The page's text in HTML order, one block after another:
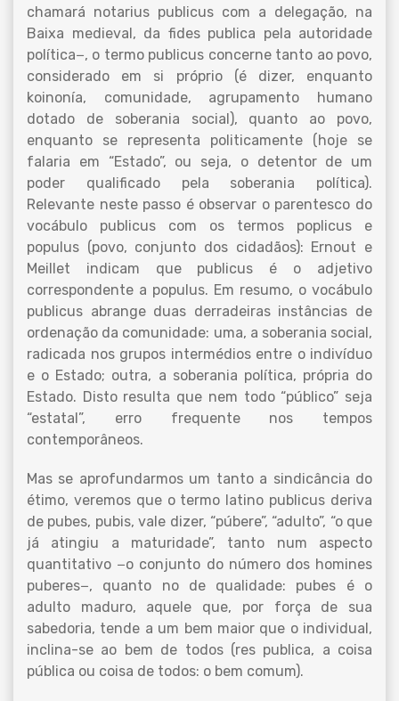
chamará notarius publicus com a delegação, na
Baixa medieval, da fides publica pela autoridade
política−, o termo publicus concerne tanto ao povo,
considerado em si próprio (é dizer, enquanto
koinonía, comunidade, agrupamento humano
dotado de soberania social), quanto ao povo,
enquanto se representa politicamente (hoje se
falaria em “Estado”, ou seja, o detentor de um
poder qualificado pela soberania política).
Relevante neste passo é observar o parentesco do
vocábulo publicus com os termos poplicus e
populus (povo, conjunto dos cidadãos): Ernout e
Meillet indicam que publicus é o adjetivo
correspondente a populus. Em resumo, o vocábulo
publicus abrange duas derradeiras instâncias de
ordenação da comunidade: uma, a soberania social,
radicada nos grupos intermédios entre o indivíduo
e o Estado; outra, a soberania política, própria do
Estado. Disto resulta que nem todo “público” seja
“estatal”, erro frequente nos tempos
contemporâneos.
Mas se aprofundarmos um tanto a sindicância do
étimo, veremos que o termo latino publicus deriva
de pubes, pubis, vale dizer, “púbere”, “adulto”, “o que
já atingiu a maturidade”, tanto num aspecto
quantitativo −o conjunto do número dos homines
puberes−, quanto no de qualidade: pubes é o
adulto maduro, aquele que, por força de sua
sabedoria, tende a um bem maior que o individual,
inclina-se ao bem de todos (res publica, a coisa
pública ou coisa de todos: o bem comum).